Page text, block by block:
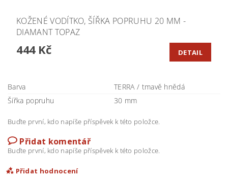
KOŽENÉ VODÍTKO, ŠÍŘKA POPRUHU 20 MM -
DIAMANT TOPAZ
444 Kč DETAIL
Barva
TERRA / tmavě hnědá
Šířka popruhu
30 mm
Buďte první, kdo napíše příspěvek k této položce.
Přidat komentář
Buďte první, kdo napíše příspěvek k této položce.
Přidat hodnocení